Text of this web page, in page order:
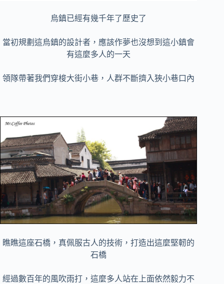
烏鎮已經有幾千年了歷史了
當初規劃這烏鎮的設計者，應該作夢也沒想到這小鎮會
有這麼多人的一天
領隊帶著我們穿梭大街小巷，人群不斷擠入狹小巷口內
瞧瞧這座石橋，真佩服古人的技術，打造出這麼堅軔的
石橋
經過數百年的風吹雨打，這麼多人站在上面依然毅力不